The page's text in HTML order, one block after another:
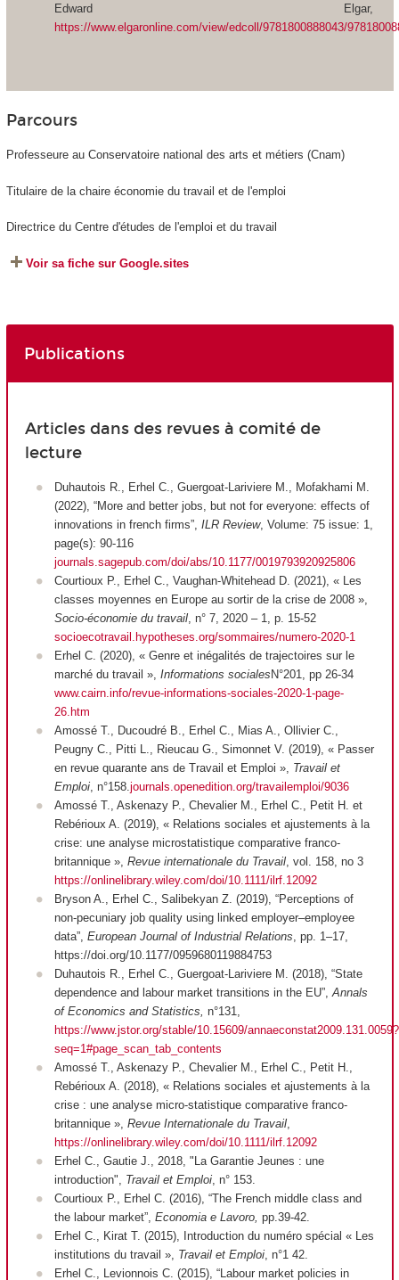
Edward Elgar,
https://www.elgaronline.com/view/edcoll/9781800888043/
Parcours
Professeure au Conservatoire national des arts et métiers (Cnam)
Titulaire de la chaire économie du travail et de l'emploi
Directrice du Centre d'études de l'emploi et du travail
Voir sa fiche sur Google.sites
Publications
Articles dans des revues à comité de
lecture
Duhautois R., Erhel C., Guergoat-Lariviere M., Mofakhami M.
(2022), “More and better jobs, but not for everyone: effects of
innovations in french firms”, ILR Review, Volume: 75 issue: 1,
page(s): 90-116
journals.sagepub.com/doi/abs/10.1177/0019793920925806
Courtioux P., Erhel C., Vaughan-Whitehead D. (2021), « Les
classes moyennes en Europe au sortir de la crise de 2008 »,
Socio-économie du travail, n° 7, 2020 – 1, p. 15-52
socioecotravail.hypotheses.org/sommaires/numero-2020-1
Erhel C. (2020), « Genre et inégalités de trajectoires sur le
marché du travail », Informations sociales N°201, pp 26-34
www.cairn.info/revue-informations-sociales-2020-1-page-
26.htm
Amossé T., Ducoudré B., Erhel C., Mias A., Ollivier C.,
Peugny C., Pitti L., Rieucau G., Simonnet V. (2019), « Passer
en revue quarante ans de Travail et Emploi », Travail et
Emploi, n°158.journals.openedition.org/travailemploi/9036
Amossé T., Askenazy P., Chevalier M., Erhel C., Petit H. et
Rebérioux A. (2019), « Relations sociales et ajustements à la
crise: une analyse microstatistique comparative franco-
britannique », Revue internationale du Travail, vol. 158, no 3
https://onlinelibrary.wiley.com/doi/10.1111/ilrf.12092
Bryson A., Erhel C., Salibekyan Z. (2019), “Perceptions of
non-pecuniary job quality using linked employer–employee
data”, European Journal of Industrial Relations, pp. 1–17,
https://doi.org/10.1177/0959680119884753
Duhautois R., Erhel C., Guergoat-Lariviere M. (2018), “State
dependence and labour market transitions in the EU”,Annals
of Economics and Statistics, n°131,
https://www.jstor.org/stable/10.15609/annaeconstat2009.131.0059?
seq=1#page_scan_tab_contents
Amossé T., Askenazy P., Chevalier M., Erhel C., Petit H.,
Rebérioux A. (2018), « Relations sociales et ajustements à la
crise : une analyse micro-statistique comparative franco-
britannique », Revue Internationale du Travail,
https://onlinelibrary.wiley.com/doi/10.1111/ilrf.12092
Erhel C., Gautie J., 2018, "La Garantie Jeunes : une
introduction", Travail et Emploi, n° 153.
Courtioux P., Erhel C. (2016), “The French middle class and
the labour market”, Economia e Lavoro, pp.39-42.
Erhel C., Kirat T. (2015), Introduction du numéro spécial « Les
institutions du travail », Travail et Emploi, n°1 42.
Erhel C., Levionnois C. (2015), “Labour market policies in